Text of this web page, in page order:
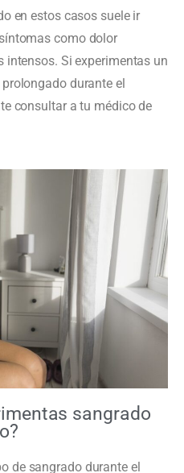
en estos casos suele ir
como dolor
intensos. Si experimentas un
durante el
consultar a tu médico de
sangrado
de sangrado durante el